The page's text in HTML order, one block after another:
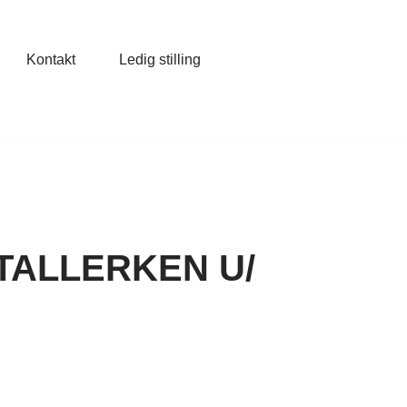
Kontakt
Ledig stilling
U/